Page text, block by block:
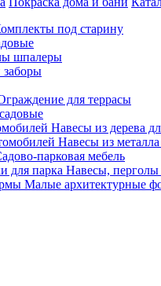
под старину
шпалеры
заборы
для террасы
Навесы из дерева
Навесы из
парковая мебель
Навесы, перголы
Малые архитектурные